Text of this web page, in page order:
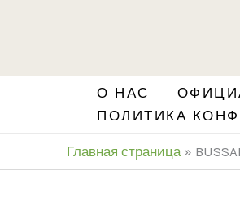
О НАС
ПОЛИТИКА
Главная страница »
r
c
h